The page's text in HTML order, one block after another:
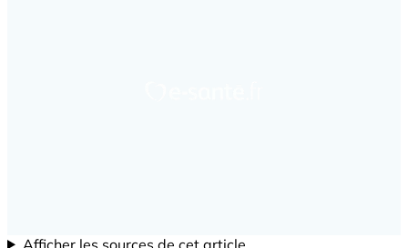
Afficher les sources de cet article